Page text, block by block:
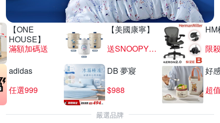
【ONE
HOUSE】
滿額加碼送
【美國康寧】
送SNOOPY匙筷組
HM
限
adidas
任選999
DB 夢寢
$988
好
超
嚴選品牌